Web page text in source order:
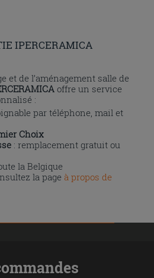
IPERCERAMICA
et de l’aménagement salle de
offre un service
:
par téléphone, mail et
Choix
: remplacement gratuit ou
la Belgique
la page à propos de